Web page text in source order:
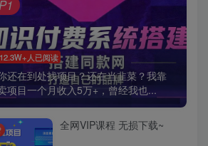
12.3W+人已阅读
还在到处找项目？还在当韭菜？我靠
项目一个月收入5万+，曾经我也...
全网VIP课程 无损下载~